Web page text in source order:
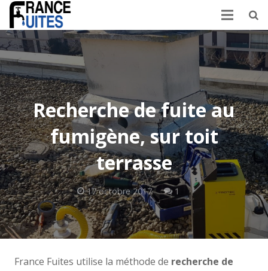
Recherche de fuite au
fumigène, sur toit
terrasse
17 octobre 2017 1 Commentaire
France Fuites utilise la méthode de recherche de